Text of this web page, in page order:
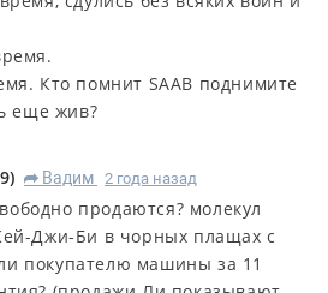
Кто помнит SAAB поднимите
еще жив?
) R Вадим 2 года назад
продаются? молекул
Джи-Би в чорных плащах с
покупателю машины за 11